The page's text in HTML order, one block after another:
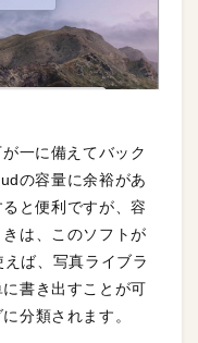
一に備えてバック
の容量に余裕があ
と便利ですが、容
は、このソフトが
ば、写真ライブラ
書き出すことが可
分類されます。